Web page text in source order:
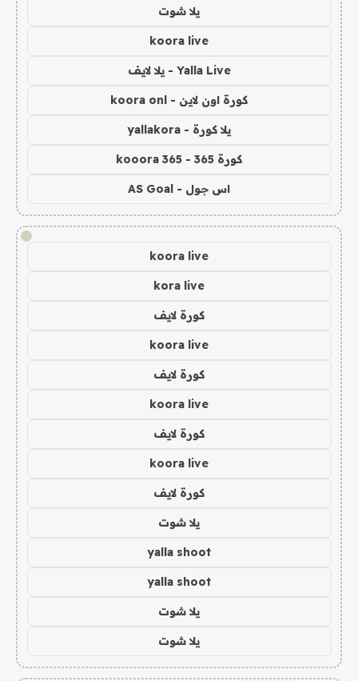
يلا شوت
koora live
Yalla Live - يلا لايف
كورة اون لاين - koora onl
يلا كورة - yallakora
كورة 365 - kooora 365
اس جول - AS Goal
!
koora live
kora live
كورة لايف
koora live
كورة لايف
koora live
كورة لايف
koora live
كورة لايف
يلا شوت
yalla shoot
yalla shoot
يلا شوت
يلا شوت